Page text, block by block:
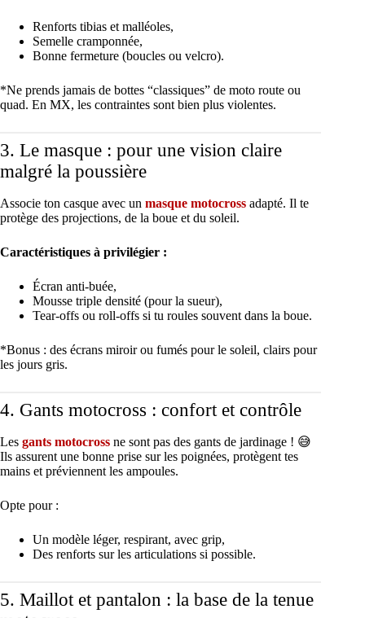
Renforts tibias et malléoles,
Semelle cramponnée,
Bonne fermeture (boucles ou velcro).
*Ne prends jamais de bottes “classiques” de moto route ou
quad. En MX, les contraintes sont bien plus violentes.
3. Le masque : pour une vision claire
malgré la poussière
Associe ton casque avec un masque motocross adapté. Il te
protège des projections, de la boue et du soleil.
Caractéristiques à privilégier :
Écran anti-buée,
Mousse triple densité (pour la sueur),
Tear-offs ou roll-offs si tu roules souvent dans la boue.
*Bonus : des écrans miroir ou fumés pour le soleil, clairs pour
les jours gris.
4. Gants motocross : confort et contrôle
Les gants motocross ne sont pas des gants de jardinage ! 😅
Ils assurent une bonne prise sur les poignées, protègent tes
mains et préviennent les ampoules.
Opte pour :
Un modèle léger, respirant, avec grip,
Des renforts sur les articulations si possible.
5. Maillot et pantalon : la base de la tenue